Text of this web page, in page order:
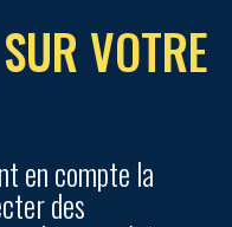
VOTRE
en compte la
des